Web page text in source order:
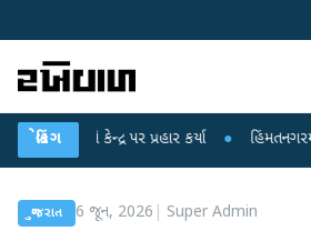
બ્રેકિંગ
કેન્દ્ર પર પ્રહાર કર્યા ● હિંમતનગરમાં
ગુજરાત 6 જૂન, 2026 Super Admin